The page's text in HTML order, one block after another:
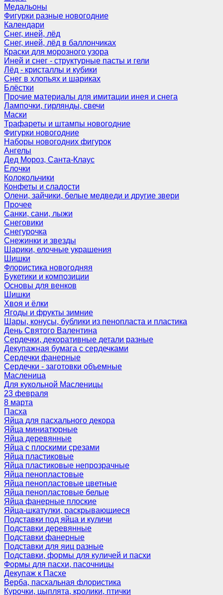
Медальоны
Фигурки разные новогодние
Календари
Снег, иней, лёд
Снег, иней, лёд в баллончиках
Краски для морозного узора
Иней и снег - структурные пасты и гели
Лёд - кристаллы и кубики
Снег в хлопьях и шариках
Блёстки
Прочие материалы для имитации инея и снега
Лампочки, гирлянды, свечи
Маски
Трафареты и штампы новогодние
Фигурки новогодние
Наборы новогодних фигурок
Ангелы
Дед Мороз, Санта-Клаус
Елочки
Колокольчики
Конфеты и сладости
Олени, зайчики, белые медведи и другие звери
Прочее
Санки, сани, лыжи
Снеговики
Снегурочка
Снежинки и звезды
Шарики, елочные украшения
Шишки
Флористика новогодняя
Букетики и композиции
Основы для венков
Шишки
Хвоя и ёлки
Ягоды и фрукты зимние
Шары, конусы, бублики из пенопласта и пластика
День Святого Валентина
Сердечки, декоративные детали разные
Декупажная бумага с сердечками
Сердечки фанерные
Сердечки - заготовки объемные
Масленица
Для кукольной Масленицы
23 февраля
8 марта
Пасха
Яйца для пасхального декора
Яйца миниатюрные
Яйца деревянные
Яйца с плоскими срезами
Яйца пластиковые
Яйца пластиковые непрозрачные
Яйца пенопластовые
Яйца пенопластовые цветные
Яйца пенопластовые белые
Яйца фанерные плоские
Яйца-шкатулки, раскрывающиеся
Подставки под яйца и куличи
Подставки деревянные
Подставки фанерные
Подставки для яиц разные
Подставки, формы для куличей и пасхи
Формы для пасхи, пасочницы
Декупаж к Пасхе
Верба, пасхальная флористика
Курочки, цыплята, кролики, птички